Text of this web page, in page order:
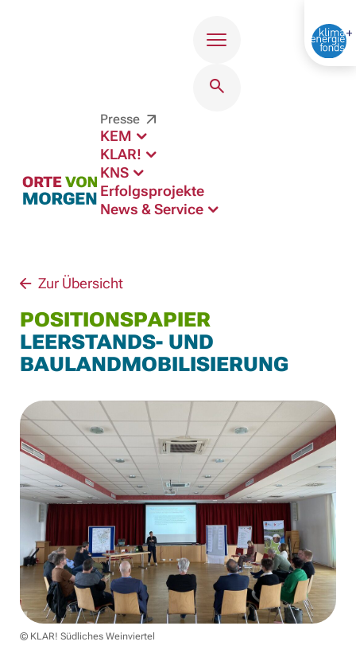
Presse
KEM
KLAR!
KNS
Erfolgsprojekte
News & Service
Zur Übersicht
POSITIONSPAPIER
LEERSTANDS- UND
BAULANDMOBILISIERUNG
© KLAR! Südliches Weinviertel